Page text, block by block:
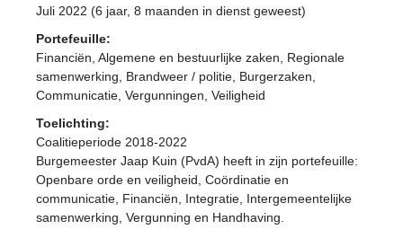
Juli 2022 (6 jaar, 8 maanden in dienst geweest)
Portefeuille:
Financiën, Algemene en bestuurlijke zaken, Regionale
samenwerking, Brandweer / politie, Burgerzaken,
Communicatie, Vergunningen, Veiligheid
Toelichting:
Coalitieperiode 2018-2022
Burgemeester Jaap Kuin (PvdA) heeft in zijn portefeuille:
Openbare orde en veiligheid, Coördinatie en
communicatie, Financiën, Integratie, Intergemeentelijke
samenwerking, Vergunning en Handhaving.